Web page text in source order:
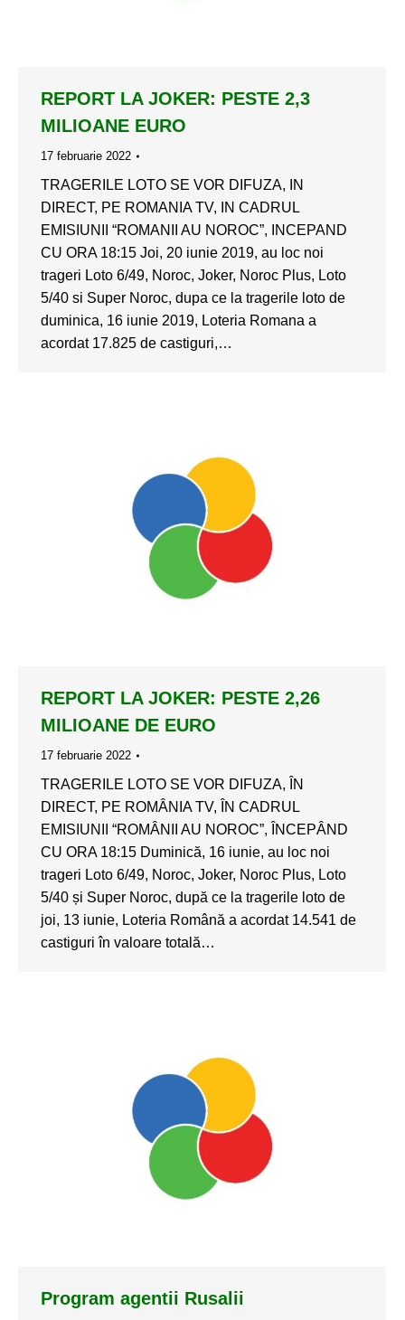
REPORT LA JOKER: PESTE 2,3
MILIOANE EURO
17 februarie 2022
TRAGERILE LOTO SE VOR DIFUZA, IN
DIRECT, PE ROMANIA TV, IN CADRUL
EMISIUNII “ROMANII AU NOROC”, INCEPAND
CU ORA 18:15 Joi, 20 iunie 2019, au loc noi
trageri Loto 6/49, Noroc, Joker, Noroc Plus, Loto
5/40 si Super Noroc, dupa ce la tragerile loto de
duminica, 16 iunie 2019, Loteria Romana a
acordat 17.825 de castiguri,…
REPORT LA JOKER: PESTE 2,26
MILIOANE DE EURO
17 februarie 2022
TRAGERILE LOTO SE VOR DIFUZA, ÎN
DIRECT, PE ROMÂNIA TV, ÎN CADRUL
EMISIUNII “ROMÂNII AU NOROC”, ÎNCEPÂND
CU ORA 18:15 Duminică, 16 iunie, au loc noi
trageri Loto 6/49, Noroc, Joker, Noroc Plus, Loto
5/40 și Super Noroc, după ce la tragerile loto de
joi, 13 iunie, Loteria Română a acordat 14.541 de
castiguri în valoare totală…
Program agentii Rusalii